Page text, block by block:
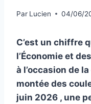
Par Lucien 04/06/
C’est un chiffre
l’Économie et
à l’occasion de
montée des
juin 2026 , une